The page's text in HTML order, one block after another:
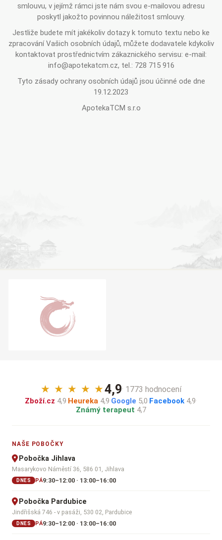
smlouvu, v jejímž rámci jste nám svou e-mailovou adresu
poskytl jakožto povinnou náležitost smlouvy.
Jestliže budete mít jakékoliv dotazy k tomuto textu nebo ke
zpracování Vašich osobních údajů, můžete dodavatele kdykoliv
kontaktovat prostřednictvím zákaznického servisu: e-mail:
info@apotekatcm.cz, tel.: 728 715 916
Tyto zásady ochrany osobních údajů jsou účinné ode dne
19.12.2023
ApotekaTCM s.r.o
★ ★ ★ ★ ★4,9· 1773 hodnocení
Zboží.cz 4,9·Heureka 4,9·Google 5,0·Facebook 4,9·
Známý terapeut 4,7
NAŠE POBOČKY
Pobočka Jihlava
Masarykovo Náměstí 36, 586 01, Jihlava
DNES PÁ9:30–12:00 · 13:00–16:00
Pobočka Pardubice
Jindřišská 746 - v pasáži, 530 02, Pardubice
DNES PÁ9:30–12:00 · 13:00–16:00